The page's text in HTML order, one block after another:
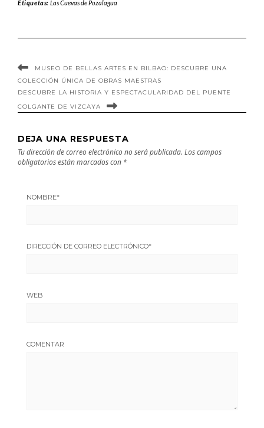
pueblo de
Etiquetas: Las Cuevas de Pozalagua
MUSEO DE BELLAS ARTES EN BILBAO: DESCUBRE UNA
COLECCIÓN ÚNICA DE OBRAS MAESTRAS
DESCUBRE LA HISTORIA Y ESPECTACULARIDAD DEL PUENTE
COLGANTE DE VIZCAYA
DEJA UNA RESPUESTA
Tu dirección de correo electrónico no será publicada. Los campos
obligatorios están marcados con *
NOMBRE*
DIRECCIÓN DE CORREO ELECTRÓNICO*
WEB
COMENTAR